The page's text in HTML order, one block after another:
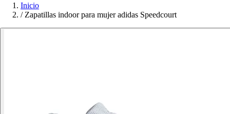
Inicio
/ Zapatillas indoor para mujer adidas Speedcourt